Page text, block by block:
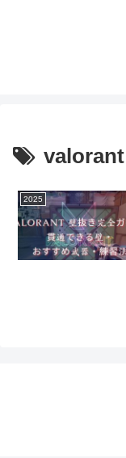
valorant
2025